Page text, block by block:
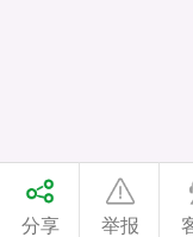
分享 举报